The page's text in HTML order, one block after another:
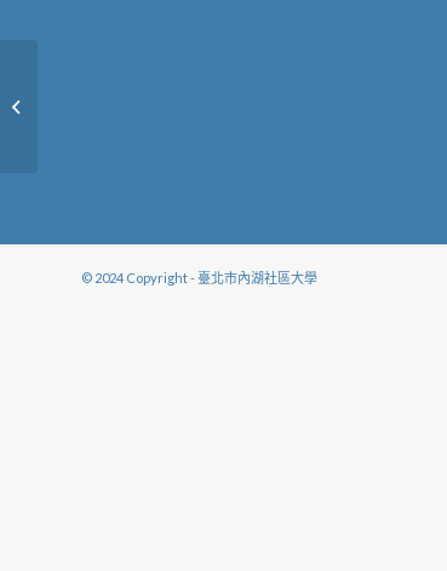
© 2024 Copyright - 臺北市內湖社區大學